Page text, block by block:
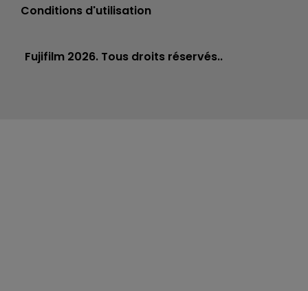
Conditions d'utilisation
Fujifilm 2026. Tous droits réservés..